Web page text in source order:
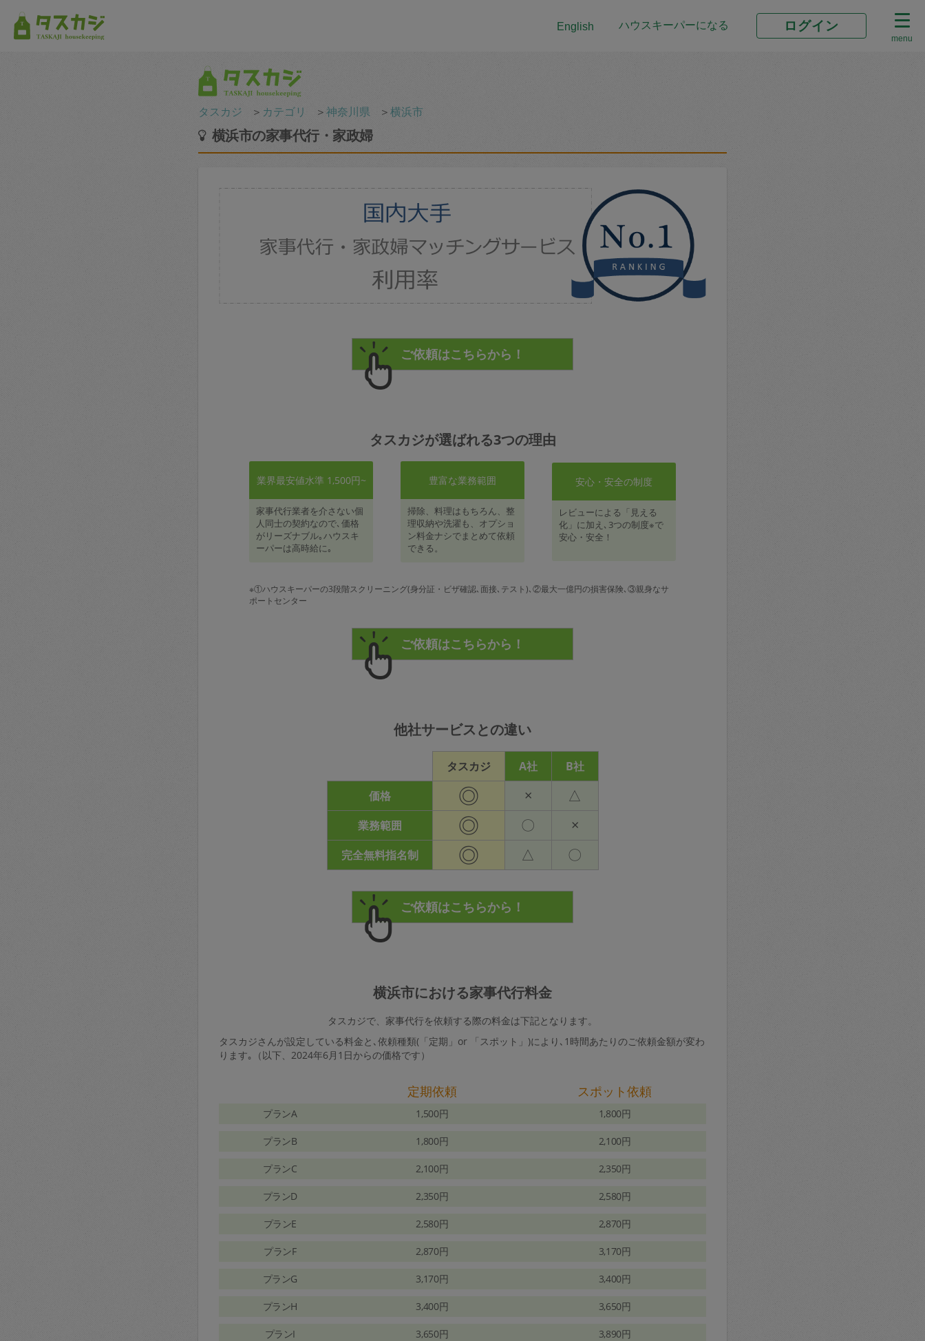
English ハウスキーパーになる ログイン
menu
タスカジ ＞ カテゴリ ＞神奈川県 ＞横浜市
横浜市の家事代行・家政婦
タスカジが選ばれる3つの理由
業界最安値水準 1,500円~
家事代行業者を介さない個
人同士の契約なので､価格
がリーズナブル｡ハウスキ
ーパーは高時給に｡
豊富な業務範囲
掃除、料理はもちろん、整
理収納や洗濯も、オプショ
ン料金ナシでまとめて依頼
できる。
安心・安全の制度
レビューによる「見える
化」に加え､3つの制度※で
安心・安全！
※①ハウスキーパーの3段階スクリーニング(身分証・ビザ確認､面接､テスト)､②最大一億円の損害保険､③親身なサ
ポートセンター
他社サービスとの違い
タスカジ A社
B社
価格
◎ × △
業務範囲 ◎ 〇 ×
完全無料指名制 ◎ △ 〇
横浜市における家事代行料金
タスカジで、家事代行を依頼する際の料金は下記となります。
タスカジさんが設定している料金と､依頼種類(「定期」or 「スポット」)により､1時間あたりのご依頼金額が変わ
ります｡（以下、2024年6月1日からの価格です）
定期依頼 スポット依頼
プランA 1,500円 1,800円
プランB 1,800円 2,100円
プランC 2,100円 2,350円
プランD 2,350円 2,580円
プランE 2,580円 2,870円
プランF 2,870円 3,170円
プランG 3,170円 3,400円
プランH 3,400円 3,650円
プランI 3,650円 3,890円